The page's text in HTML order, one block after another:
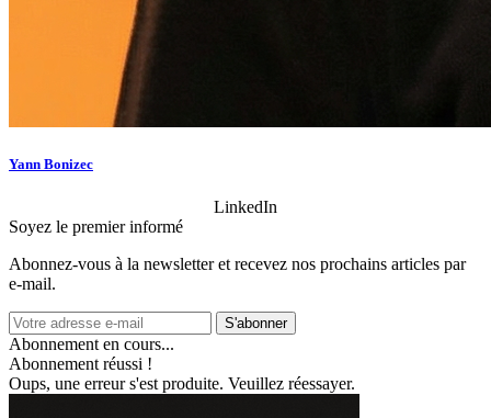
Yann Bonizec
LinkedIn
Soyez le premier informé
Abonnez‑vous à la newsletter et recevez nos prochains articles par
e‑mail.
S'abonner
Abonnement en cours...
Abonnement réussi !
Oups, une erreur s'est produite. Veuillez réessayer.